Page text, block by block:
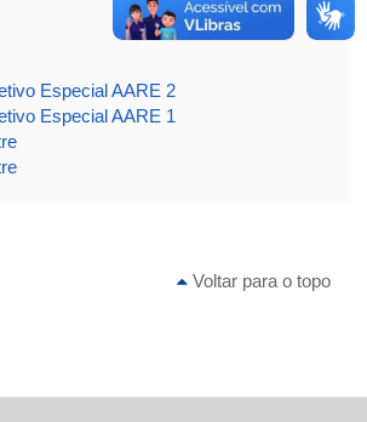
Especial AARE 2
Especial AARE 1
Voltar para o topo